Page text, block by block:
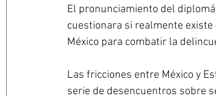
El pronunciamiento del
cuestionara si realmente
México para combatir la
Las fricciones entre México y
serie de desencuentros sobre